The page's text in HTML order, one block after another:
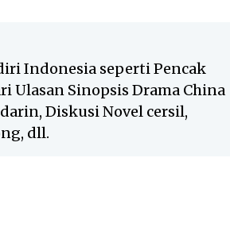
Indonesia seperti Pencak
Ulasan Sinopsis Drama China
Diskusi Novel cersil,
dll.